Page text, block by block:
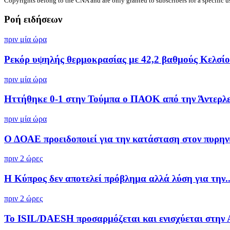
Ροή ειδήσεων
πριν μία ώρα
Ρεκόρ υψηλής θερμοκρασίας με 42,2 βαθμούς
πριν μία ώρα
Ηττήθηκε 0-1 στην Τούμπα ο ΠΑΟΚ από την
πριν μία ώρα
Ο ΔΟΑΕ προειδοποιεί για την κατάσταση στον
πριν 2 ώρες
Η Κύπρος δεν αποτελεί πρόβλημα αλλά λύση για
πριν 2 ώρες
Το ISIL/DAESH προσαρμόζεται και ενισχύεται στην